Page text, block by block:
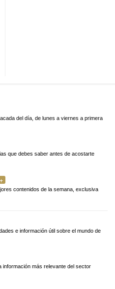
del día, de lunes a viernes a primera
que debes saber antes de acostarte
contenidos de la semana, exclusiva
e información útil sobre el mundo de
información más relevante del sector